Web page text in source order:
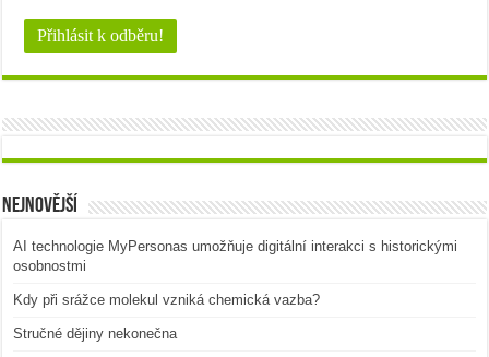
Nejnovější
AI technologie MyPersonas umožňuje digitální interakci s historickými
osobnostmi
Kdy při srážce molekul vzniká chemická vazba?
Stručné dějiny nekonečna